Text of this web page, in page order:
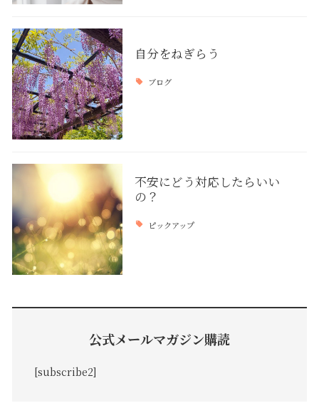
自分をねぎらう
ブログ
不安にどう対応したらいい
の？
ピックアップ
公式メールマガジン購読
[subscribe2]